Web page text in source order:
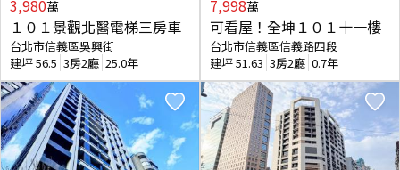
3,980萬
１０１景觀北醫電梯三房車
台北市信義區吳興街
建坪56.5 3房2廳 25.0年
7,998萬
可看屋！全坤１０１十一樓
台北市信義區信義路四段
建坪51.63 3房2廳 0.7年